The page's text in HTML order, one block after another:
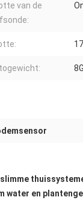
van de
8G
water en